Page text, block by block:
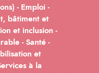
- Emploi -
bâtiment et
et inclusion -
- Santé -
et
à la